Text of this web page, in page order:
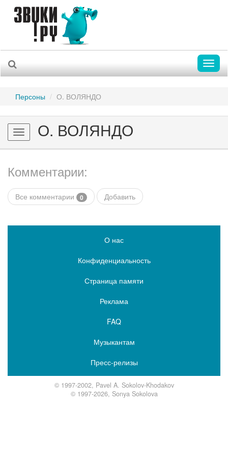
Персоны О. ВОЛЯНДО
Toggle
navigation
О. ВОЛЯНДО
Комментарии:
Все комментарии 0 Добавить
О нас
Конфиденциальность
Страница памяти
Реклама
FAQ
Музыкантам
Пресс-релизы
© 1997-2002, Pavel A. Sokolov-Khodakov
© 1997-2026, Sonya Sokolova